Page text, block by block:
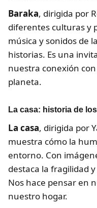
Baraka, dirigida por
diferentes culturas y
música y sonidos de
historias. Es una
nuestra conexión
planeta.
La casa: historia de
La casa, dirigida por
muestra cómo la
entorno. Con
destaca la fragilidad
Nos hace pensar en
nuestro hogar.